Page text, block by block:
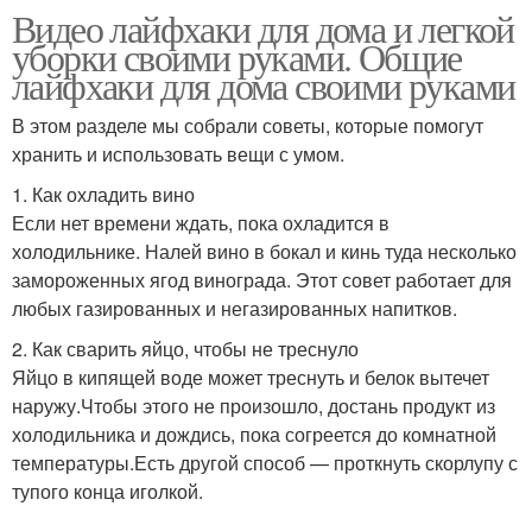
Видео лайфхаки для дома и легкой
уборки своими руками. Общие
лайфхаки для дома своими руками
В этом разделе мы собрали советы, которые помогут
хранить и использовать вещи с умом.
1. Как охладить вино
Если нет времени ждать, пока охладится в
холодильнике. Налей вино в бокал и кинь туда несколько
замороженных ягод винограда. Этот совет работает для
любых газированных и негазированных напитков.
2. Как сварить яйцо, чтобы не треснуло
Яйцо в кипящей воде может треснуть и белок вытечет
наружу.Чтобы этого не произошло, достань продукт из
холодильника и дождись, пока согреется до комнатной
температуры.Есть другой способ — проткнуть скорлупу с
тупого конца иголкой.